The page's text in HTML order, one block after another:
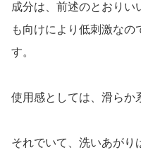
成分は、前述のとおりい
も向けにより低刺激なの
す。
使用感としては、滑らか
それでいて、洗いあがり